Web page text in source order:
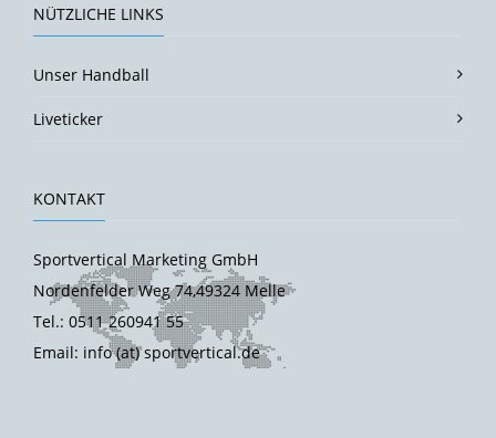
NÜTZLICHE LINKS
Unser Handball
Liveticker
KONTAKT
Sportvertical Marketing GmbH
Nordenfelder Weg 74,49324 Melle
Tel.: 0511 260941 55
Email: info (at) sportvertical.de